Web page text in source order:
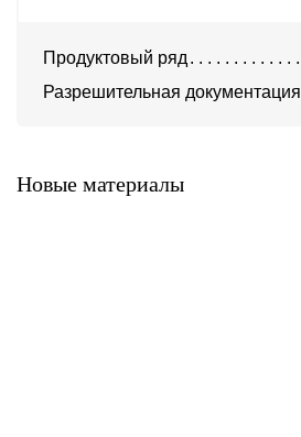
Продуктовый ряд
Разрешительная документация
Новые материалы